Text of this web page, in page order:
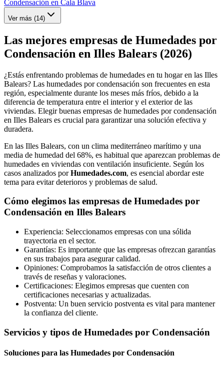
Condensación en Cala Blava
Ver más (14)
Las mejores empresas de Humedades por
Condensación en Illes Balears (2026)
¿Estás enfrentando problemas de humedades en tu hogar en las Illes
Balears? Las humedades por condensación son frecuentes en esta
región, especialmente durante los meses más fríos, debido a la
diferencia de temperatura entre el interior y el exterior de las
viviendas. Elegir buenas empresas de humedades por condensación
en Illes Balears es crucial para garantizar una solución efectiva y
duradera.
En las Illes Balears, con un clima mediterráneo marítimo y una
media de humedad del 68%, es habitual que aparezcan problemas de
humedades en viviendas con ventilación insuficiente. Según los
casos analizados porHumedades.com, es esencial abordar este
tema para evitar deterioros y problemas de salud.
Cómo elegimos las empresas de Humedades por
Condensación en Illes Balears
Experiencia: Seleccionamos empresas con una sólida
trayectoria en el sector.
Garantías: Es importante que las empresas ofrezcan garantías
en sus trabajos para asegurar calidad.
Opiniones: Comprobamos la satisfacción de otros clientes a
través de reseñas y valoraciones.
Certificaciones: Elegimos empresas que cuenten con
certificaciones necesarias y actualizadas.
Postventa: Un buen servicio postventa es vital para mantener
la confianza del cliente.
Servicios y tipos de Humedades por Condensación
Soluciones para las Humedades por Condensación